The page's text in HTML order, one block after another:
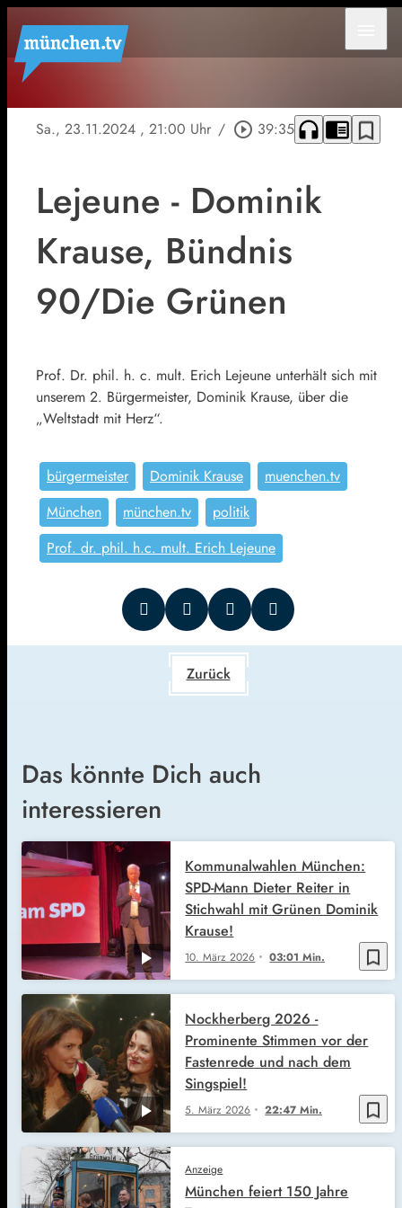
Sa., 23.11.2024 , 21:00 Uhr / play_circle_outline 39:35 headphones chrome_reader_mode bookmark_border
Lejeune - Dominik
Krause, Bündnis
90/Die Grünen
Prof. Dr. phil. h. c. mult. Erich Lejeune unterhält sich mit
unserem 2. Bürgermeister, Dominik Krause, über die
„Weltstadt mit Herz“.
bürgermeister Dominik Krause
muenchen.tv
München
münchen.tv
politik
Prof. dr. phil. h.c. mult. Erich Lejeune
Zurück
Das könnte Dich auch
interessieren
bookmark_border
10. März 2026 03:01 Min.
Kommunalwahlen München:
SPD-Mann Dieter Reiter in
Stichwahl mit Grünen Dominik
Krause!
bookmark_border
5. März 2026 22:47 Min.
Nockherberg 2026 -
Prominente Stimmen vor der
Fastenrede und nach dem
Singspiel!
Anzeige
München feiert 150 Jahre